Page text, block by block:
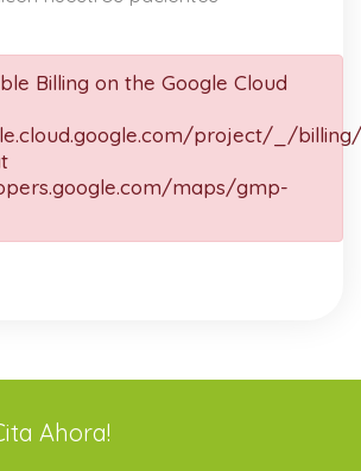
Billing on the Google Cloud
project/_/
maps/gmp-
Ahora!